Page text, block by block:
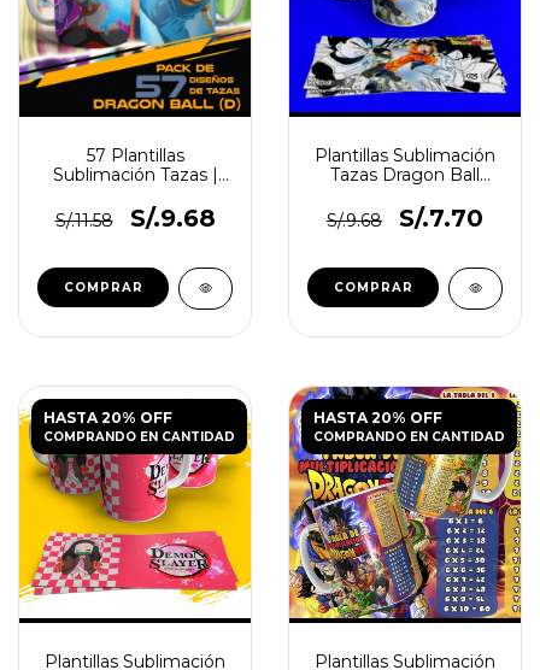
57 Plantillas
Sublimación Tazas |
S/.11.58
S/.9.68
Plantillas Sublimación
Tazas Dragon Ball
S/.9.68
S/.7.70
HASTA 20% OFF
COMPRANDO EN CANTIDAD
Plantillas Sublimación
HASTA 20% OFF
COMPRANDO EN CANTIDAD
Plantillas Sublimación